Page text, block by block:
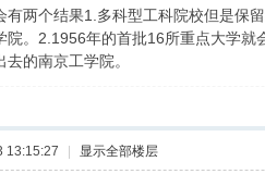
有两个结果1.多科型工科院校但是保
院。2.1956年的首批16所重点大学
的南京工学院。
13:15:27 显示全部楼层